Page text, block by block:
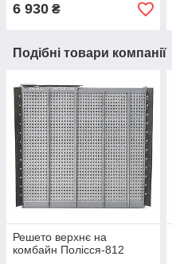
6 930 ₴
Подібні товари компанії
Решето верхнє на
комбайн Полісся-812